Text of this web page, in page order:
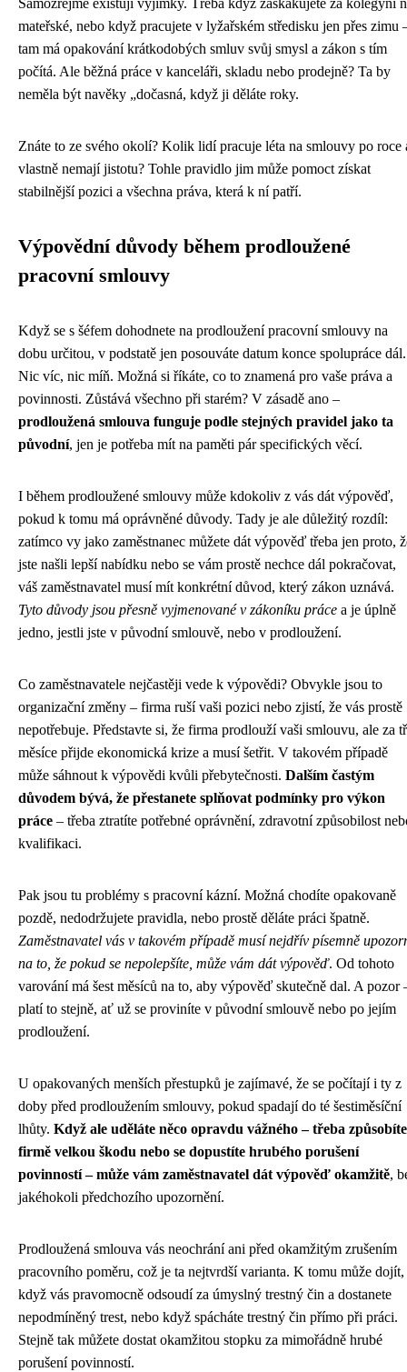
Samozřejmě existují výjimky. Třeba když zaskakujete za kolegyni
mateřské, nebo když pracujete v lyžařském středisku jen přes zimu
tam má opakování krátkodobých smluv svůj smysl a zákon s tím
počítá. Ale běžná práce v kanceláři, skladu nebo prodejně? Ta by
neměla být navěky „dočasná, když ji děláte roky.
Znáte to ze svého okolí? Kolik lidí pracuje léta na smlouvy po roce
vlastně nemají jistotu? Tohle pravidlo jim může pomoct získat
stabilnější pozici a všechna práva, která k ní patří.
Výpovědní důvody během prodloužené
pracovní smlouvy
Když se s šéfem dohodnete na prodloužení pracovní smlouvy na
dobu určitou, v podstatě jen posouváte datum konce spolupráce dál.
Nic víc, nic míň. Možná si říkáte, co to znamená pro vaše práva a
povinnosti. Zůstává všechno při starém? V zásadě ano –
prodloužená smlouva funguje podle stejných pravidel jako ta
původní, jen je potřeba mít na paměti pár specifických věcí.
I během prodloužené smlouvy může kdokoliv z vás dát výpověď,
pokud k tomu má oprávněné důvody. Tady je ale důležitý rozdíl:
zatímco vy jako zaměstnanec můžete dát výpověď třeba jen proto,
jste našli lepší nabídku nebo se vám prostě nechce dál pokračovat,
váš zaměstnavatel musí mít konkrétní důvod, který zákon uznává.
Tyto důvody jsou přesně vyjmenované v zákoníku práce a je úplně
jedno, jestli jste v původní smlouvě, nebo v prodloužení.
Co zaměstnavatele nejčastěji vede k výpovědi? Obvykle jsou to
organizační změny – firma ruší vaši pozici nebo zjistí, že vás prostě
nepotřebuje. Představte si, že firma prodlouží vaši smlouvu, ale za
měsíce přijde ekonomická krize a musí šetřit. V takovém případě
může sáhnout k výpovědi kvůli přebytečnosti. Dalším častým
důvodem bývá, že přestanete splňovat podmínky pro výkon
práce – třeba ztratíte potřebné oprávnění, zdravotní způsobilost
kvalifikaci.
Pak jsou tu problémy s pracovní kázní. Možná chodíte opakovaně
pozdě, nedodržujete pravidla, nebo prostě děláte práci špatně.
Zaměstnavatel vás v takovém případě musí nejdřív písemně
na to, že pokud se nepolepšíte, může vám dát výpověď. Od tohoto
varování má šest měsíců na to, aby výpověď skutečně dal. A pozor
platí to stejně, ať už se proviníte v původní smlouvě nebo po jejím
prodloužení.
U opakovaných menších přestupků je zajímavé, že se počítají i ty z
doby před prodloužením smlouvy, pokud spadají do té šestiměsíční
lhůty. Když ale uděláte něco opravdu vážného – třeba způsobíte
firmě velkou škodu nebo se dopustíte hrubého porušení
povinností – může vám zaměstnavatel dát výpověď okamžitě,
jakéhokoli předchozího upozornění.
Prodloužená smlouva vás neochrání ani před okamžitým zrušením
pracovního poměru, což je ta nejtvrdší varianta. K tomu může dojít,
když vás pravomocně odsoudí za úmyslný trestný čin a dostanete
nepodmíněný trest, nebo když spácháte trestný čin přímo při práci.
Stejně tak můžete dostat okamžitou stopku za mimořádně hrubé
porušení povinností.